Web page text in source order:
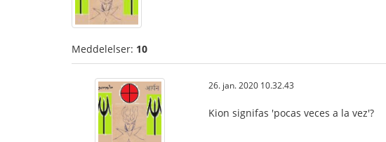
Meddelelser: 10
26. jan. 2020 10.32.43
Kion signifas 'pocas veces a la vez'?